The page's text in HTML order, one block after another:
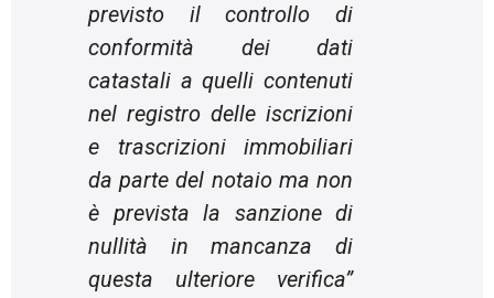
previsto il controllo di
conformità dei dati
catastali a quelli contenuti
nel registro delle iscrizioni
e trascrizioni immobiliari
da parte del notaio ma non
è prevista la sanzione di
nullità in mancanza di
questa ulteriore verifica”